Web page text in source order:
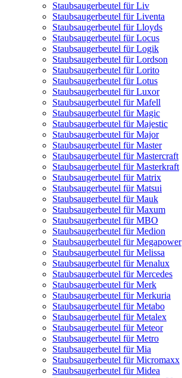
Staubsaugerbeutel für Liv
Staubsaugerbeutel für Liventa
Staubsaugerbeutel für Lloyds
Staubsaugerbeutel für Locus
Staubsaugerbeutel für Logik
Staubsaugerbeutel für Lordson
Staubsaugerbeutel für Lorito
Staubsaugerbeutel für Lotus
Staubsaugerbeutel für Luxor
Staubsaugerbeutel für Mafell
Staubsaugerbeutel für Magic
Staubsaugerbeutel für Majestic
Staubsaugerbeutel für Major
Staubsaugerbeutel für Master
Staubsaugerbeutel für Mastercraft
Staubsaugerbeutel für Masterkraft
Staubsaugerbeutel für Matrix
Staubsaugerbeutel für Matsui
Staubsaugerbeutel für Mauk
Staubsaugerbeutel für Maxum
Staubsaugerbeutel für MBO
Staubsaugerbeutel für Medion
Staubsaugerbeutel für Megapower
Staubsaugerbeutel für Melissa
Staubsaugerbeutel für Menalux
Staubsaugerbeutel für Mercedes
Staubsaugerbeutel für Merk
Staubsaugerbeutel für Merkuria
Staubsaugerbeutel für Metabo
Staubsaugerbeutel für Metalex
Staubsaugerbeutel für Meteor
Staubsaugerbeutel für Metro
Staubsaugerbeutel für Mia
Staubsaugerbeutel für Micromaxx
Staubsaugerbeutel für Midea